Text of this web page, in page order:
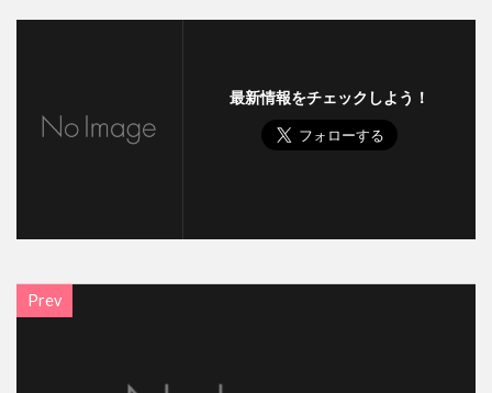
最新情報をチェックしよう！
Prev